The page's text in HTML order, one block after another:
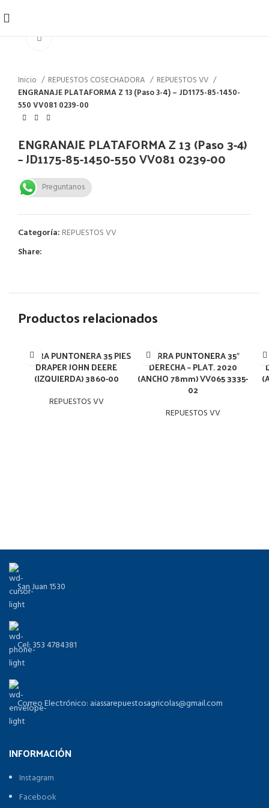
Inicio REPUESTOS COSECHADORA
REPUESTOS VV
ENGRANAJE PLATAFORMA Z 13 (Paso 3-4) – JD1175-85-1450-
550 VV081 0239-00
ENGRANAJE PLATAFORMA Z 13 (Paso 3-4)
– JD1175-85-1450-550 VV081 0239-00
Preguntanos
Categoría: REPUESTOS VV
Share:
Productos relacionados
BARRA PUNTONERA 35 PIES
DRAPER JOHN DEERE
(IZQUIERDA) 3860-00
REPUESTOS VV
BARRA PUNTONERA 35″
DERECHA – PLAT. 2020
(ANCHO 78mm) VV065 3335-
02
REPUESTOS VV
San Juan 1530
Cel: 353 4784381
Correo Electrónico: aiassarepuestosagricolas@gmail.com
INFORMACIÓN
Instagram
Facebook